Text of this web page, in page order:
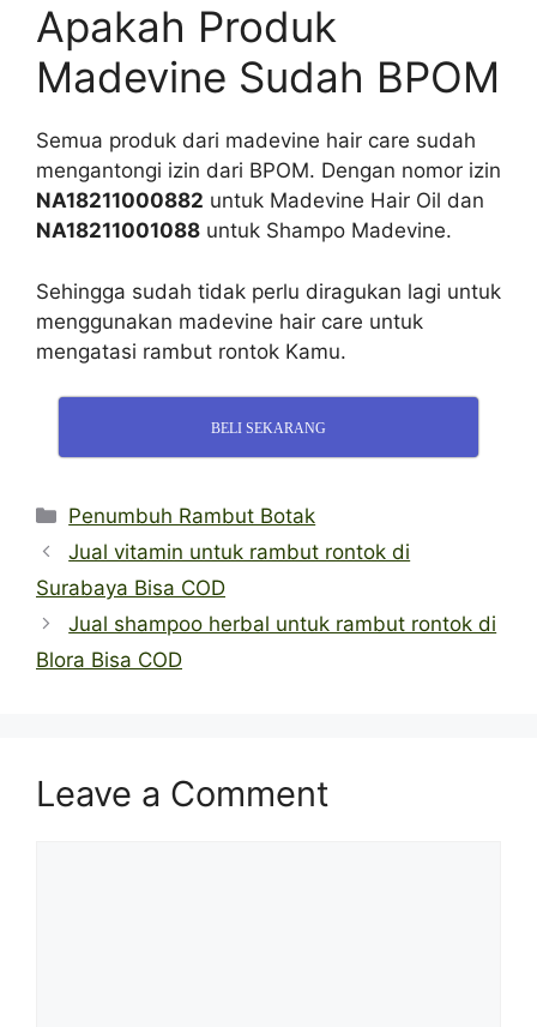
Apakah Produk
Madevine Sudah BPOM
Semua produk dari madevine hair care sudah
mengantongi izin dari BPOM. Dengan nomor izin
NA18211000882 untuk Madevine Hair Oil dan
NA18211001088 untuk Shampo Madevine.
Sehingga sudah tidak perlu diragukan lagi untuk
menggunakan madevine hair care untuk
mengatasi rambut rontok Kamu.
BELI SEKARANG
Categories
Penumbuh Rambut Botak
Jual vitamin untuk rambut rontok di
Surabaya Bisa COD
Jual shampoo herbal untuk rambut rontok di
Blora Bisa COD
Leave a Comment